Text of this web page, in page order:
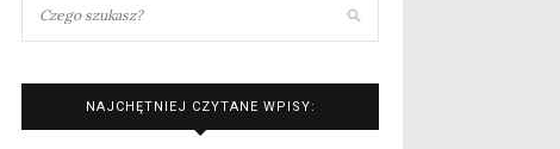
NAJCHĘTNIEJ CZYTANE WPISY: